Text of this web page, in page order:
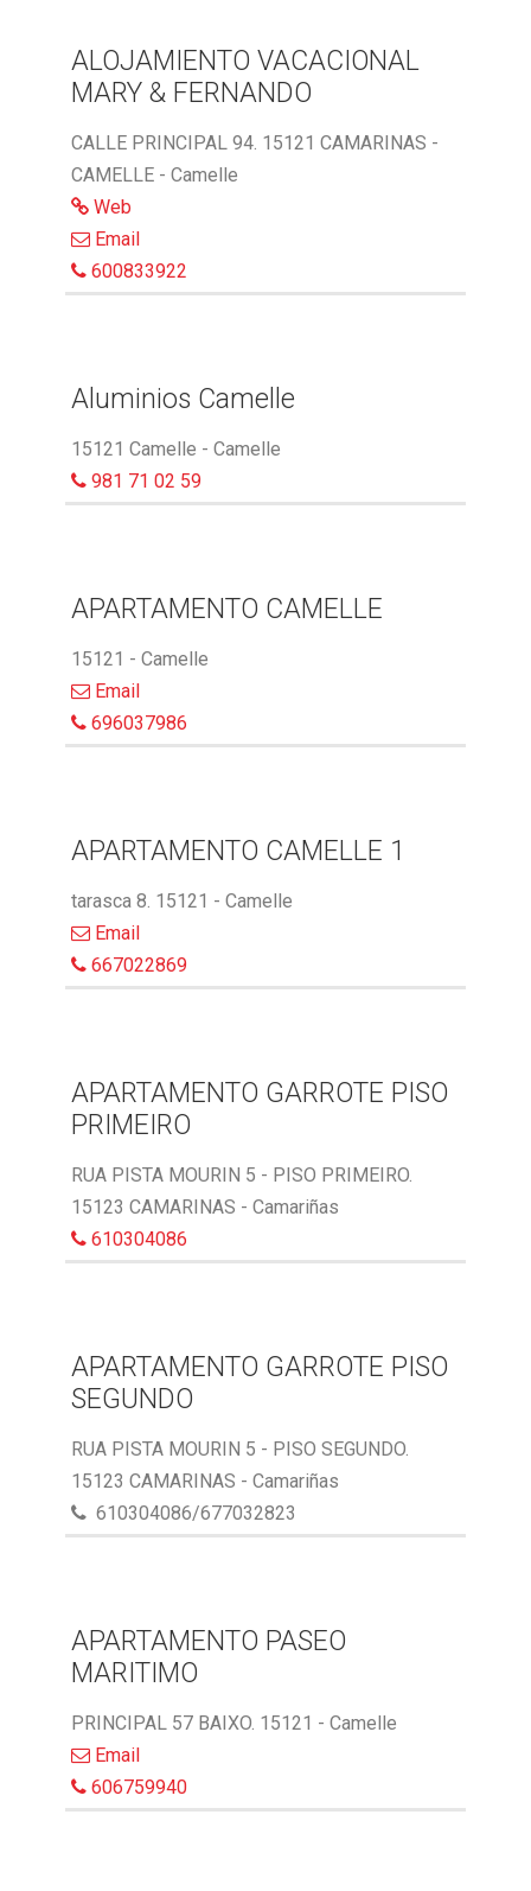
ALOJAMIENTO VACACIONAL
MARY & FERNANDO
CALLE PRINCIPAL 94. 15121 CAMARINAS -
CAMELLE - Camelle
Web
Email
600833922
Aluminios Camelle
15121 Camelle - Camelle
981 71 02 59
APARTAMENTO CAMELLE
15121 - Camelle
Email
696037986
APARTAMENTO CAMELLE 1
tarasca 8. 15121 - Camelle
Email
667022869
APARTAMENTO GARROTE PISO
PRIMEIRO
RUA PISTA MOURIN 5 - PISO PRIMEIRO.
15123 CAMARINAS - Camariñas
610304086
APARTAMENTO GARROTE PISO
SEGUNDO
RUA PISTA MOURIN 5 - PISO SEGUNDO.
15123 CAMARINAS - Camariñas
610304086/677032823
APARTAMENTO PASEO
MARITIMO
PRINCIPAL 57 BAIXO. 15121 - Camelle
Email
606759940